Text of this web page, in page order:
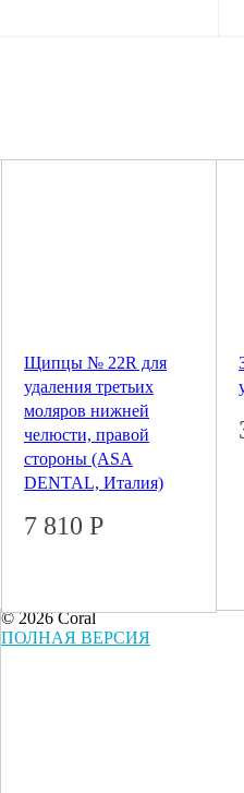
Щипцы № 22R для
удаления третьих
моляров нижней
челюсти, правой
стороны (ASA
DENTAL, Италия)
7 810 Р
© 2026 Coral
ПОЛНАЯ ВЕРСИЯ